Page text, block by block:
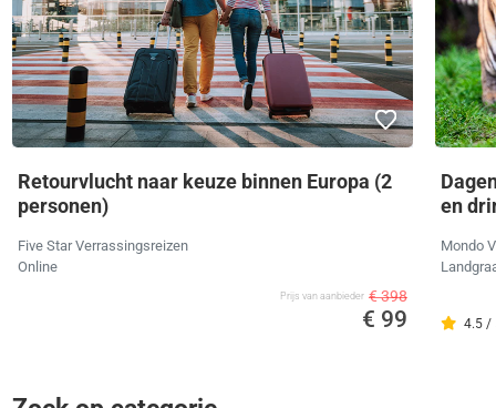
Retourvlucht naar keuze binnen Europa (2
personen)
Five Star Verrassingsreizen
Online
Prijs van aanbieder € 398
€ 99
en
Mondo
4.5 /